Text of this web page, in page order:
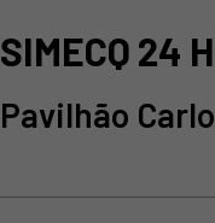
SIMECQ 24
Pavilhão